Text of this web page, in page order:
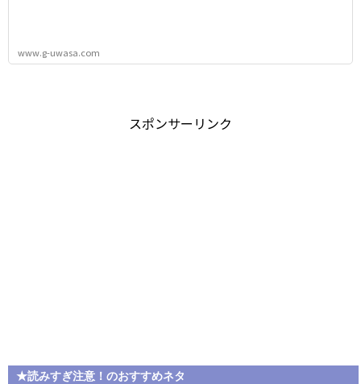
www.g-uwasa.com
スポンサーリンク
★読みすぎ注意！のおすすめネタ